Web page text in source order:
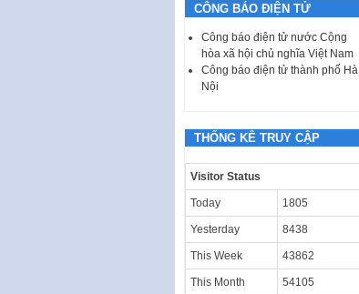
CÔNG BÁO ĐIỆN TỬ
Công báo điện tử nước Cộng
hòa xã hội chủ nghĩa Việt Nam
Công báo điện tử thành phố Hà
Nội
THỐNG KÊ TRUY CẬP
Visitor Status
Today 1805
Yesterday 8438
This Week 43862
This Month 54105